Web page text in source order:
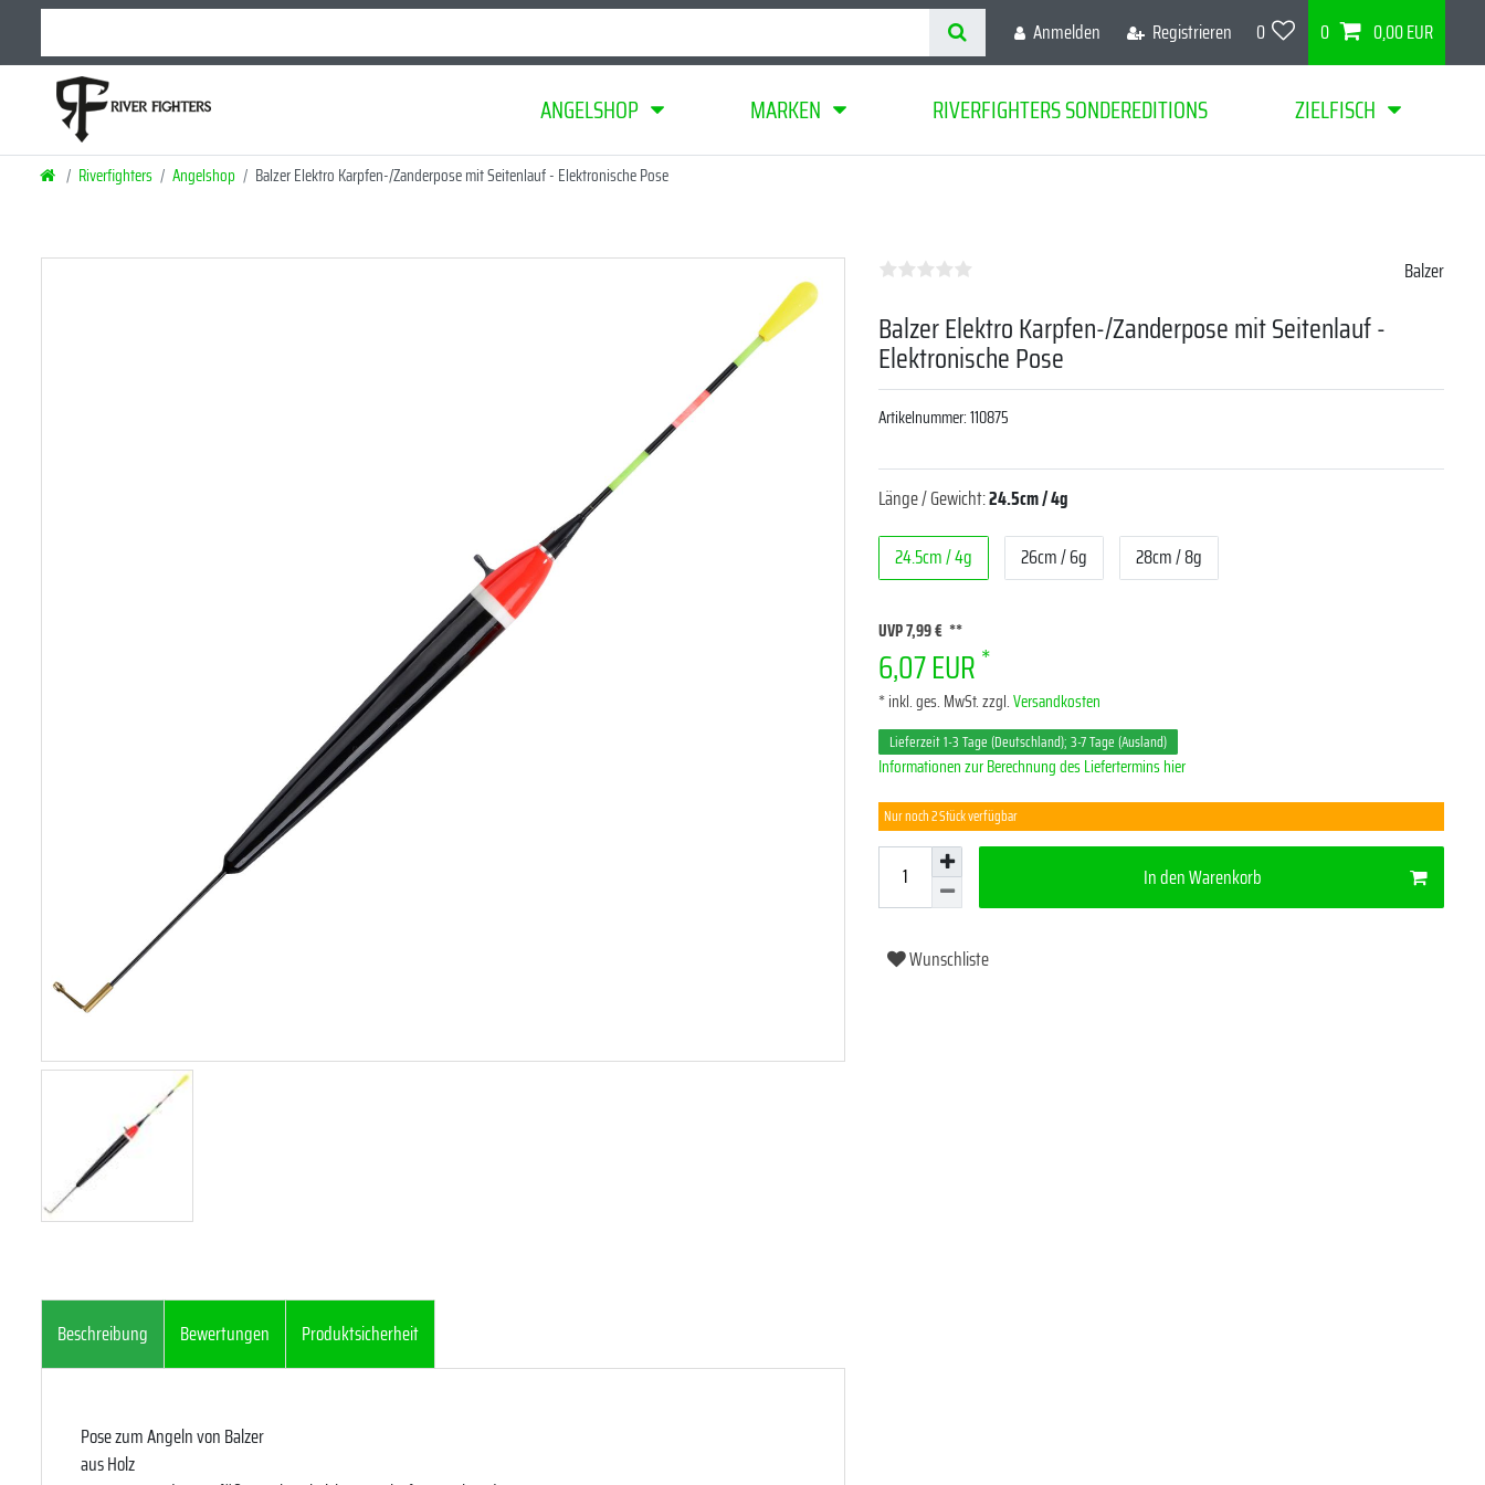
Anmelden Registrieren 0 0 0,00 EUR
ANGELSHOP MARKEN RIVERFIGHTERS SONDEREDITIONS ZIELFISCH
Riverfighters Angelshop Balzer Elektro Karpfen-/Zanderpose mit Seitenlauf - Elektronische Pose
Balzer
Balzer Elektro Karpfen-/Zanderpose mit Seitenlauf -
Elektronische Pose
Artikelnummer:110875
Länge / Gewicht:24.5cm / 4g
24.5cm / 4g 26cm / 6g 28cm / 8g
UVP 7,99 €
6,07 EUR *
* inkl. ges. MwSt. zzgl.Versandkosten
Lieferzeit 1-3 Tage (Deutschland); 3-7 Tage (Ausland)
Informationen zur Berechnung des Liefertermins hier
Nur noch 2 Stück verfügbar
In den Warenkorb
Wunschliste
Beschreibung Bewertungen Produktsicherheit
Pose zum Angeln von Balzer
aus Holz